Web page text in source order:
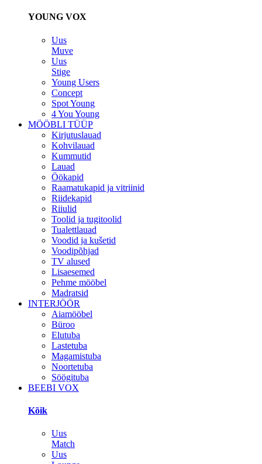
YOUNG VOX
Uus
Muve
Uus
Stige
Young Users
Concept
Spot Young
4 You Young
MÖÖBLI TÜÜP
Kirjutuslauad
Kohvilauad
Kummutid
Lauad
Öökapid
Raamatukapid ja vitriinid
Riidekapid
Riiulid
Toolid ja tugitoolid
Tualettlauad
Voodid ja kušetid
Voodipõhjad
TV alused
Lisaesemed
Pehme mööbel
Madratsid
INTERJÖÖR
Aiamööbel
Büroo
Elutuba
Lastetuba
Magamistuba
Noortetuba
Söögituba
BEEBI VOX
Kõik
Uus
Match
Uus